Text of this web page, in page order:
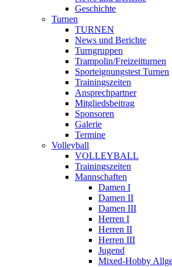
Geschichte
Turnen
TURNEN
News und Berichte
Turngruppen
Trampolin/Freizeitturnen
Sporteignungstest Turnen
Trainingszeiten
Ansprechpartner
Mitgliedsbeitrag
Sponsoren
Galerie
Termine
Volleyball
VOLLEYBALL
Trainingszeiten
Mannschaften
Damen I
Damen II
Damen III
Herren I
Herren II
Herren III
Jugend
Mixed-Hobby